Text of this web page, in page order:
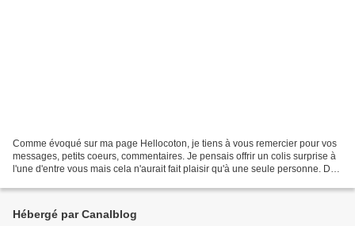
Comme évoqué sur ma page Hellocoton, je tiens à vous remercier pour vos
messages, petits coeurs, commentaires. Je pensais offrir un colis surprise à
l'une d'entre vous mais cela n'aurait fait plaisir qu'à une seule personne. Du
Hébergé par Canalblog